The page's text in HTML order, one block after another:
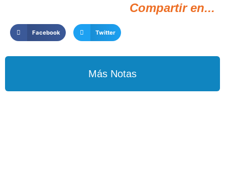
Compartir en...
Facebook Twitter
Más Notas